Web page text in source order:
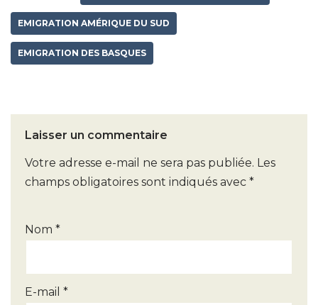
EMIGRATION AMÉRIQUE DU SUD
EMIGRATION DES BASQUES
Laisser un commentaire
Votre adresse e-mail ne sera pas publiée. Les
champs obligatoires sont indiqués avec *
Nom *
E-mail *
A
l
r
a
ti